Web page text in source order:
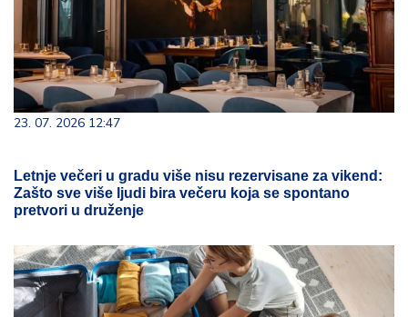
23. 07. 2026 12:47
Letnje večeri u gradu više nisu rezervisane za vikend:
Zašto sve više ljudi bira večeru koja se spontano
pretvori u druženje